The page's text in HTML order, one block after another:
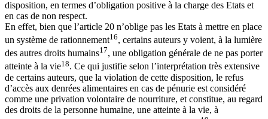
disposition, en termes d’obligation positive à la charge des Etats et
en cas de non respect.
En effet, bien que l’article 20 n’oblige pas les Etats à mettre en place
un système de rationnement16, certains auteurs y voient, à la lumière
des autres droits humains17, une obligation générale de ne pas porter
atteinte à la vie18. Ce qui justifie selon l’interprétation très extensive
de certains auteurs, que la violation de cette disposition, le refus
d’accès aux denrées alimentaires en cas de pénurie est considéré
comme une privation volontaire de nourriture, et constitue, au regard
des droits de la personne humaine, une atteinte à la vie, à